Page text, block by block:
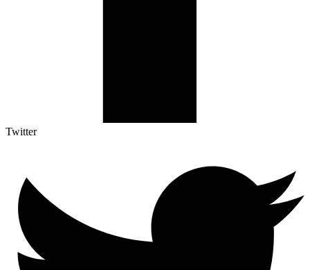
Twitter